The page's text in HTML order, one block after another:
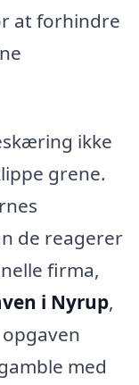
at forhindre
ikke
grene.
de reagerer
firma,
i Nyrup,
med